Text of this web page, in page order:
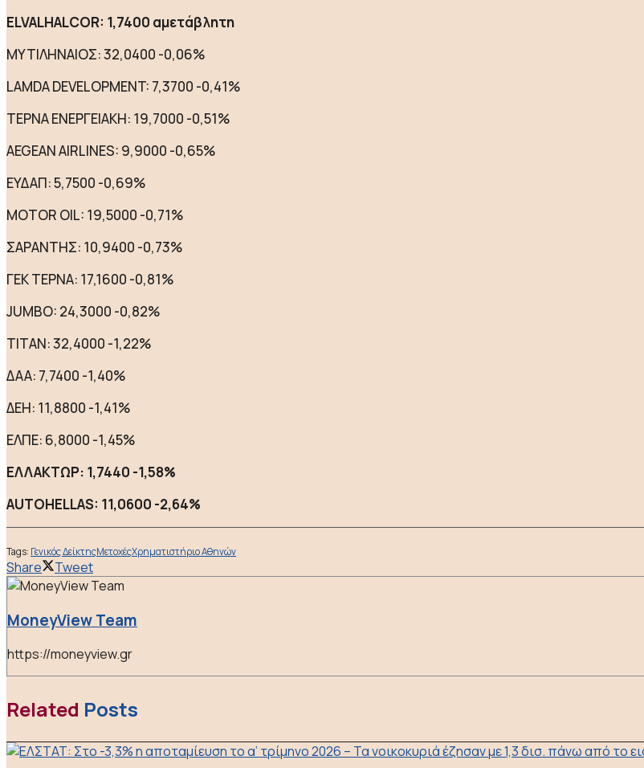
ELVALHALCOR: 1,7400 αμετάβλητη
ΜΥΤΙΛΗΝΑΙΟΣ: 32,0400 -0,06%
LAMDA DEVELOPMENT: 7,3700 -0,41%
ΤΕΡΝΑ ΕΝΕΡΓΕΙΑΚΗ: 19,7000 -0,51%
AEGEAN AIRLINES: 9,9000 -0,65%
ΕΥΔΑΠ: 5,7500 -0,69%
MOTOR OIL: 19,5000 -0,71%
ΣΑΡΑΝΤΗΣ: 10,9400 -0,73%
ΓΕΚ ΤΕΡΝΑ: 17,1600 -0,81%
JUMBO: 24,3000 -0,82%
ΤΙΤΑΝ: 32,4000 -1,22%
ΔΑΑ: 7,7400 -1,40%
ΔΕΗ: 11,8800 -1,41%
ΕΛΠΕ: 6,8000 -1,45%
ΕΛΛΑΚΤΩΡ: 1,7440 -1,58%
AUTOHELLAS: 11,0600 -2,64%
Tags: Γενικός ΔείκτηςΜετοχέςΧρηματιστήριο Αθηνών
Share Tweet
MoneyView Team
https://moneyview.gr
Related Posts